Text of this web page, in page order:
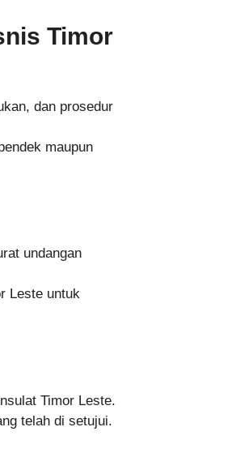
Timor
dan prosedur
maupun
undangan
Leste untuk
Timor Leste.
telah di setujui.